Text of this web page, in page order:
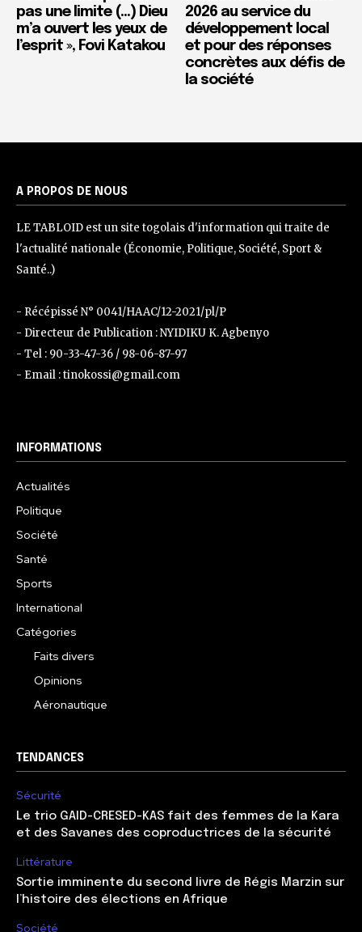
pas une limite (…) Dieu
m’a ouvert les yeux de
l’esprit », Fovi Katakou
2026 au service du
développement local
et pour des réponses
concrètes aux défis de
la société
A PROPOS DE NOUS
LE TABLOID est un site togolais d'information qui traite de
l'actualité nationale (Économie, Politique, Société, Sport &
Santé..)
- Récépissé N° 0041/HAAC/12-2021/pl/P
- Directeur de Publication : NYIDIKU K. Agbenyo
- Tel : 90-33-47-36 / 98-06-87-97
- Email : tinokossi@gmail.com
INFORMATIONS
Actualités
Politique
Société
Santé
Sports
International
Catégories
Faits divers
Opinions
Aéronautique
TENDANCES
Sécurité
Le trio GAID-CRESED-KAS fait des femmes de la Kara
et des Savanes des coproductrices de la sécurité
Littérature
Sortie imminente du second livre de Régis Marzin sur
l’histoire des élections en Afrique
Société